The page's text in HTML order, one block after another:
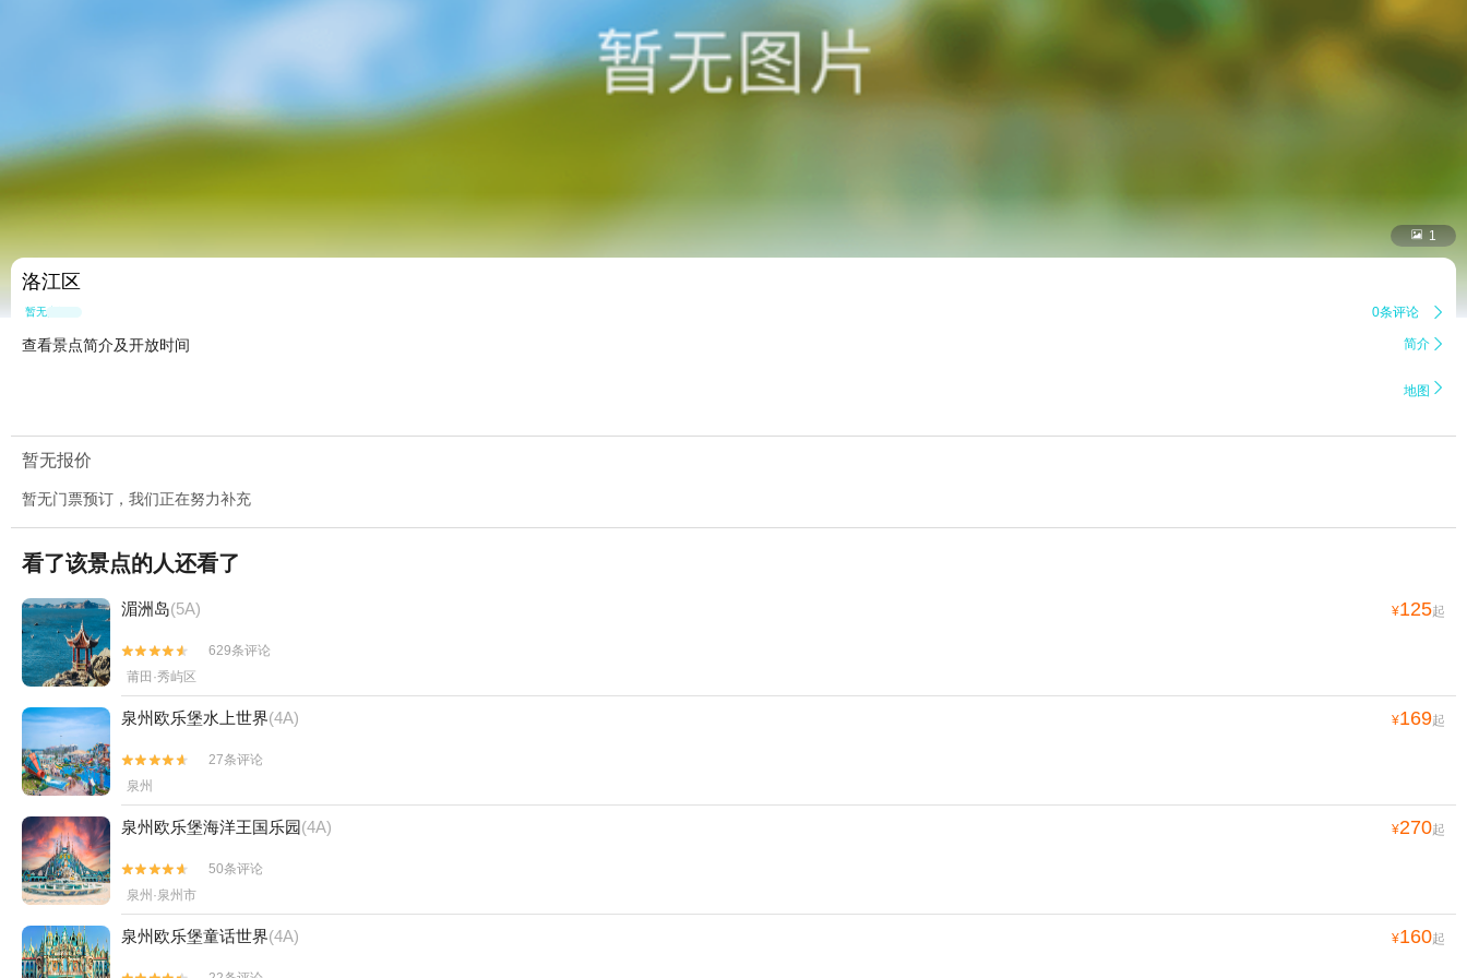
 1
洛江区
暂无点评 0条评论 
查看景点简介及开放时间 简介 
地图 
暂无报价
暂无门票预订，我们正在努力补充
看了该景点的人还看了
湄洲岛(5A) ¥125起


629条评论
莆田·秀屿区
泉州欧乐堡水上世界(4A) ¥169起


27条评论
泉州
泉州欧乐堡海洋王国乐园(4A) ¥270起


50条评论
泉州·泉州市
泉州欧乐堡童话世界(4A) ¥160起